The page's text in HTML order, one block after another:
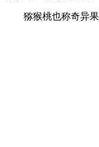
猕猴桃也称奇异果